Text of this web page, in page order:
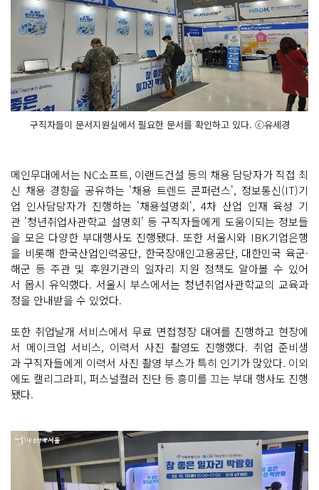
구직자들이 문서지원실에서 필요한 문서를 확인하고 있다. ⓒ유세경
메인무대에서는 NC소프트, 이랜드건설 등의 채용 담당자가 직접 최
신 채용 경향을 공유하는 '채용 트렌드 콘퍼런스', 정보통신(IT)기
업 인사담당자가 진행하는 '채용설명회', 4차 산업 인재 육성 기
관 '청년취업사관학교 설명회' 등 구직자들에게 도움이되는 정보들
을 모은 다양한 부대행사도 진행됐다. 또한 서울시와 IBK기업은행
을 비롯해 한국산업인력공단, 한국장애인고용공단, 대한민국 육군·
해군 등 주관 및 후원기관의 일자리 지원 정책도 알아볼 수 있어
서 몹시 유익했다. 서울시 부스에서는 청년취업사관학교의 교육과
정을 안내받을 수 있었다.
또한 취업날개 서비스에서 무료 면접정장 대여를 진행하고 현장에
서 메이크업 서비스, 이력서 사진 촬영도 진행했다. 취업 준비생
과 구직자들에게 이력서 사진 촬영 부스가 특히 인기가 많았다. 이외
에도 캘리그라피, 퍼스널컬러 진단 등 흥미를 끄는 부대 행사도 진행
됐다.